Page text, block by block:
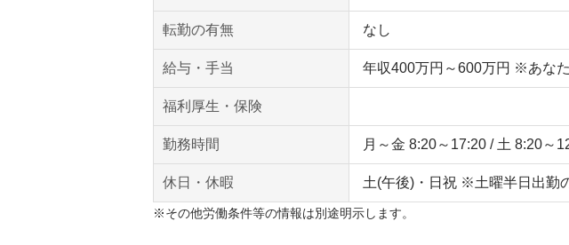
転勤の有無 なし
給与・手当 年収400万円～600万円 ※あな
福利厚生・保険
勤務時間 月～金 8:20～17:20 / 土 8:20～
休日・休暇 土(午後)・日祝 ※土曜半日出勤
※その他労働条件等の情報は別途明示します。